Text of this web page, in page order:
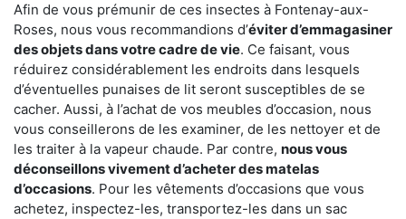
Afin de vous prémunir de ces insectes à Fontenay-aux-
Roses, nous vous recommandions d’éviter d’emmagasiner
des objets dans votre cadre de vie. Ce faisant, vous
réduirez considérablement les endroits dans lesquels
d’éventuelles punaises de lit seront susceptibles de se
cacher. Aussi, à l’achat de vos meubles d’occasion, nous
vous conseillerons de les examiner, de les nettoyer et de
les traiter à la vapeur chaude. Par contre, nous vous
déconseillons vivement d’acheter des matelas
d’occasions. Pour les vêtements d’occasions que vous
achetez, inspectez-les, transportez-les dans un sac